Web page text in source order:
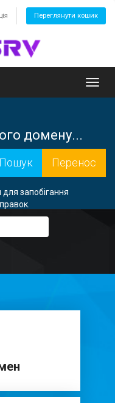
Переглянути кошик
домену...
запобігання